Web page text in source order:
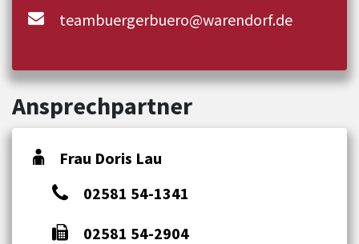
teambuergerbuero@warendorf.de
Ansprechpartner
Frau Doris Lau
02581 54-1341
02581 54-2904